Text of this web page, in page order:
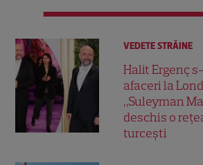
VEDETE STRĂINE
Halit Ergenç
afaceri la
„Suleyman
deschis o
turcești